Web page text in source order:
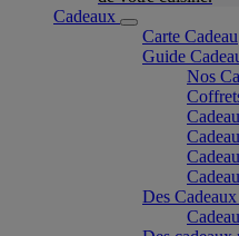
Cadeaux
Carte Cadeau
Guide
Nos
Des